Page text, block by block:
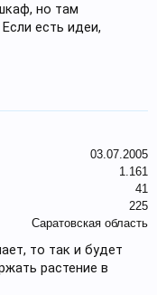
но там
есть идеи,
03.07.2005
1.161
41
225
Саратовская область
то так и будет
растение в